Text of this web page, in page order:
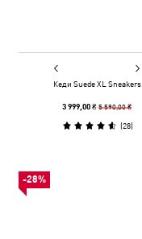
Кеди Suede XL Sneakers
3 999,00 ₴5 590,00 ₴
(28)
-28%